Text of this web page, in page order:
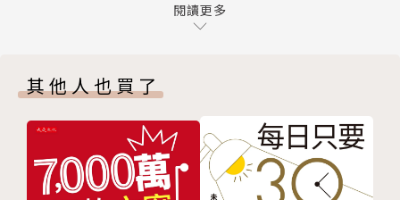
通專家親自傳授聰明對話公式，例如想建立人脈，與其
遞自己的名片，還不如遞對方的「名片」，也就是找個
跟對方有關的東西開啟對話，反而會讓對方留下更深刻
的印象。
情境1 老闆經常改變意見和想法，該如何回應？
情境2 老闆給我過多工作，要怎麼讓他了解？
情境4 如何跟性急的主管溝通？
情境6 主管對自己有誤解時，該如何澄清？
情境7 任務遇到麻煩，老闆詢問時如何回報？
情境8 如何向主管開口談加薪？
閱讀更多
其他人也買了